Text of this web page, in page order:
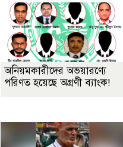
অনিয়মকারীদের অভয়ারণ্যে
পরিণত হয়েছে অগ্রণী ব্যাংক!